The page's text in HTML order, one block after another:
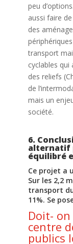
peu
aussi faire
des
transport
cyclables qui
des reliefs
de
mais un
société.
6.
alternatif
équilibré
Ce projet a
Sur les 2,2
transport
11%. Se
Doit-
centre
publics